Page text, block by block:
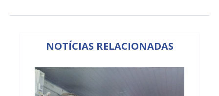
NOTÍCIAS RELACIONADAS